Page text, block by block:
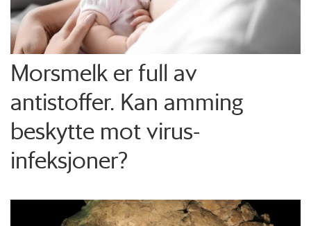
Morsmelk er full av
antistoffer. Kan amming
beskytte mot virus-
infeksjoner?